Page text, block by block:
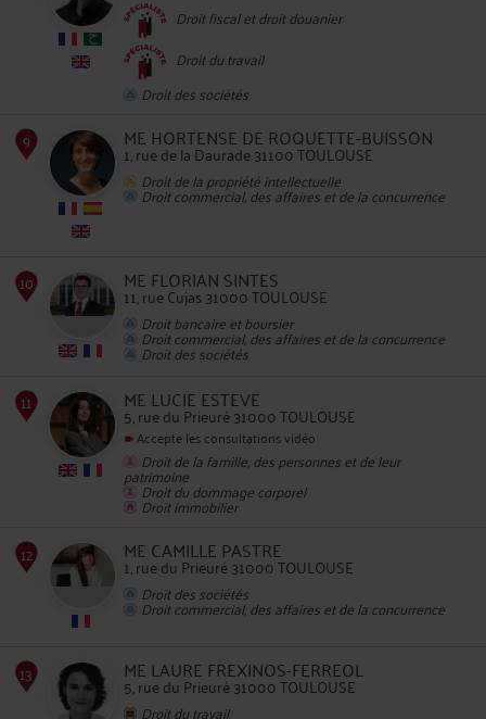
7
8
Droit fiscal et droit douanier
Droit du travail
Droit des sociétés
ME HORTENSE DE ROQUETTE-BUISSON
1, rue de la Daurade 31100 TOULOUSE
Droit de la propriété intellectuelle
Droit commercial, des affaires et de la concurrence
10
ME FLORIAN SINTES
11, rue Cujas 31000 TOULOUSE
Droit bancaire et boursier
Droit commercial, des affaires et de la concurrence
Droit des sociétés
ME LUCIE ESTEVE
5, rue du Prieuré 31000 TOULOUSE
Accepte les consultations vidéo
Droit de la famille, des personnes et de leur
patrimoine
Droit du dommage corporel
Droit immobilier
ME CAMILLE PASTRE
1, rue du Prieuré 31000 TOULOUSE
Droit des sociétés
Droit commercial, des affaires et de la concurrence
ME LAURE FREXINOS-FERREOL
5, rue du Prieuré 31000 TOULOUSE
Droit du travail